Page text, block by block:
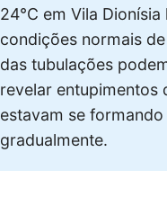
24°C em Vila Dionísia
condições normais
das tubulações
revelar entupimentos
estavam se formando
gradualmente.